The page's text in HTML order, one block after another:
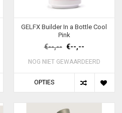
GELFX Builder In a Bottle Cool
Pink
€--,-- €--,--
NOG NIET GEWAARDEERD
OPTIES